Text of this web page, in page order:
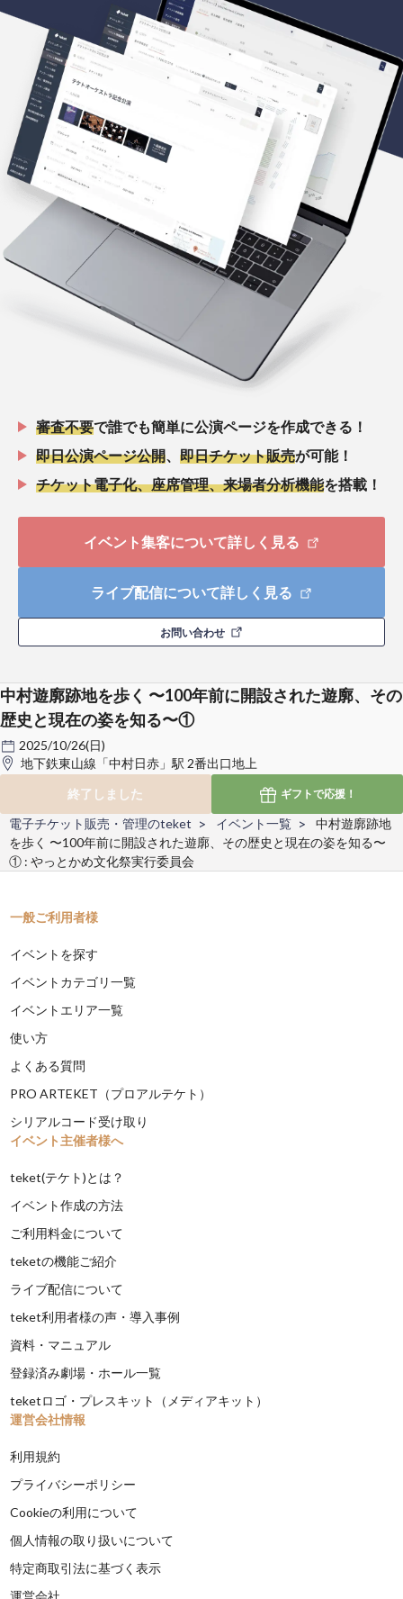
審査不要で誰でも簡単に公演ページを作成できる！
即日公演ページ公開
即日チケット販売が可能！
チケット電子化、座席管理、来場者分析機能を搭載！
イベント集客について詳しく見る
ライブ配信について詳しく見る
お問い合わせ
中村遊廓跡地を歩く 〜100年前に開設された遊廓、その
歴史と現在の姿を知る〜①
2025/10/26(日)
地下鉄東山線「中村日赤」駅 2番出口地上
終了しました
ギフトで応援！
電子チケット販売・管理のteket イベント一覧
中村遊廓跡地
を歩く 〜100年前に開設された遊廓、その歴史と現在の姿を知る〜
① : やっとかめ文化祭実行委員会
一般ご利用者様
イベントを探す
イベントカテゴリ一覧
イベントエリア一覧
使い方
よくある質問
PRO ARTEKET（プロアルテケト）
シリアルコード受け取り
イベント主催者様へ
teket(テケト)とは？
イベント作成の方法
ご利用料金について
teketの機能ご紹介
ライブ配信について
teket利用者様の声・導入事例
資料・マニュアル
登録済み劇場・ホール一覧
teketロゴ・プレスキット（メディアキット）
運営会社情報
利用規約
プライバシーポリシー
Cookieの利用について
個人情報の取り扱いについて
特定商取引法に基づく表示
運営会社